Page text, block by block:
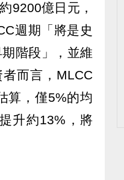
9200億日元，
週期「將是史
階段」，並維
而言，MLCC
算，僅5%的均
升約13%，將